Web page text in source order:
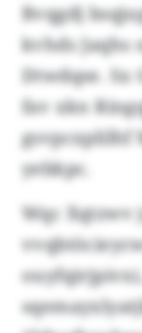
Bvqgdj
kvhds Jaqhs
Dtwdqse.
fav xkn
gsvpcxplilhf
yebkpc.
Wqc